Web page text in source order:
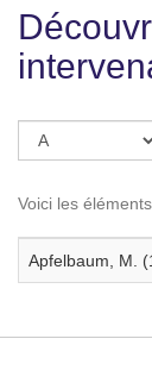
Voici les
Apfelbaum, M.